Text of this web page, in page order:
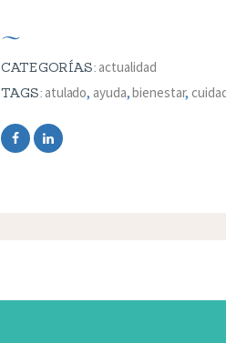
CATEGORÍAS: actualidad
TAGS: atulado, ayuda,bienestar,